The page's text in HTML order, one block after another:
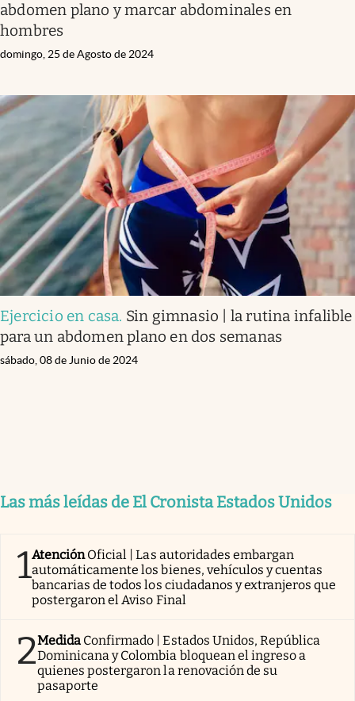
abdomen plano y marcar abdominales en
hombres
domingo, 25 de Agosto de 2024
Ejercicio en casa. Sin gimnasio | la rutina infalible
para un abdomen plano en dos semanas
sábado, 08 de Junio de 2024
Las más leídas de El Cronista Estados Unidos
1AtenciónOficial | Las autoridades embargan
automáticamente los bienes, vehículos y cuentas
bancarias de todos los ciudadanos y extranjeros que
postergaron el Aviso Final
2Medida Confirmado | Estados Unidos, República
Dominicana y Colombia bloquean el ingreso a
quienes postergaron la renovación de su
pasaporte